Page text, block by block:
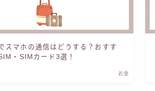
スマホの通信はどうする？おすす
・SIMカード3選！
お金